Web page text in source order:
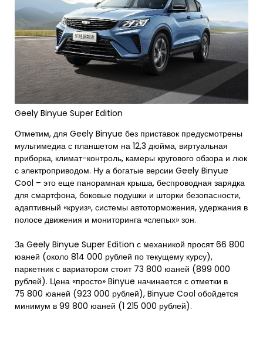
Geely Binyue Super Edition
Отметим, для Geely Binyue без приставок предусмотрены
мультимедиа с планшетом на 12,3 дюйма, виртуальная
приборка, климат-контроль, камеры кругового обзора и люк
с электроприводом. Ну а богатые версии Geely Binyue
Cool – это еще панорамная крыша, беспроводная зарядка
для смартфона, боковые подушки и шторки безопасности,
адаптивный «круиз», системы автоторможения, удержания в
полосе движения и мониторинга «слепых» зон.
За Geely Binyue Super Edition с механикой просят 66 800
юаней (около 814 000 рублей по текущему курсу),
паркетник с вариатором стоит 73 800 юаней (899 000
рублей). Цена «просто» Binyue начинается с отметки в
75 800 юаней (923 000 рублей), Binyue Cool обойдется
минимум в 99 800 юаней (1 215 000 рублей).